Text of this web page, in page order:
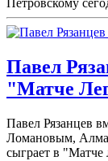
Петровскому
Павел
"Матче
Павел Рязанцев
Ломановым,
сыграет в "Матче